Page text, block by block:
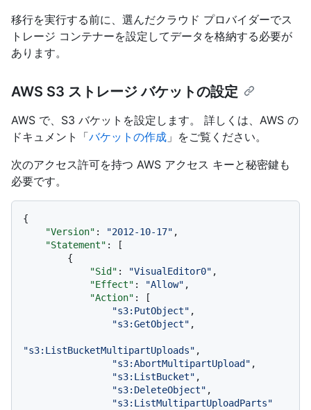
移行を実行する前に、選んだクラウド プロバイダーでス
トレージ コンテナーを設定してデータを格納する必要が
あります。
AWS S3 ストレージ バケットの設定
AWS で、S3 バケットを設定します。 詳しくは、AWS の
ドキュメント「バケットの作成 」をご覧ください。
次のアクセス許可を持つ AWS アクセス キーと秘密鍵も
必要です。
{
"Version" : "2012-10-17" ,
"Statement" :
[
{
"Sid" : "VisualEditor0" ,
"Effect" : "Allow" ,
"Action" :
[
"s3:PutObject" ,
"s3:GetObject" ,
"s3:ListBucketMultipartUploads" ,
"s3:AbortMultipartUpload" ,
"s3:ListBucket" ,
"s3:DeleteObject" ,
"s3:ListMultipartUploadParts"